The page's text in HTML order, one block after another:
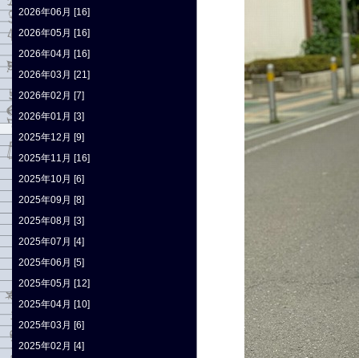
2026年06月 [16]
2026年05月 [16]
2026年04月 [16]
2026年03月 [21]
2026年02月 [7]
2026年01月 [3]
2025年12月 [9]
2025年11月 [16]
2025年10月 [6]
2025年09月 [8]
2025年08月 [3]
2025年07月 [4]
2025年06月 [5]
2025年05月 [12]
2025年04月 [10]
2025年03月 [6]
2025年02月 [4]